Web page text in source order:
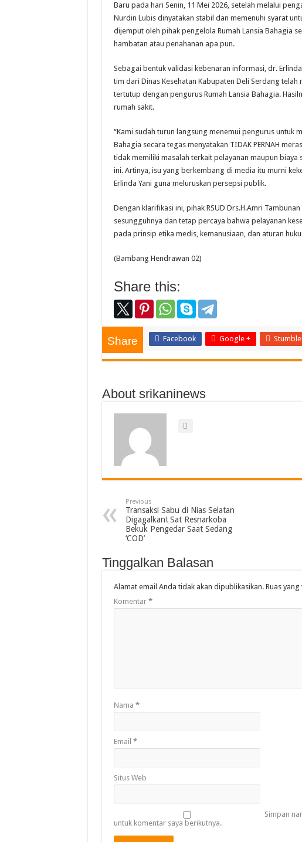
Baru pada hari Senin, 11 Mei 2026, setelah melalui
Nurdin Lubis dinyatakan stabil dan memenuhi syarat
dijemput oleh pihak pengelola Rumah Lansia Bahagia
hambatan atau penahanan apa pun.
Sebagai bentuk validasi kebenaran informasi, dr.
tim dari Dinas Kesehatan Kabupaten Deli Serdang
tertutup dengan pengurus Rumah Lansia Bahagia.
rumah sakit.
“Kami sudah turun langsung menemui pengurus untuk
Bahagia secara tegas menyatakan TIDAK PERNAH
tidak memiliki masalah terkait pelayanan maupun biaya
ini. Artinya, isu yang berkembang di media itu murni
Erlinda Yani guna meluruskan persepsi publik.
Dengan klarifikasi ini, pihak RSUD Drs.H.Amri
sesungguhnya dan tetap percaya bahwa pelayanan
pada prinsip etika medis, kemanusiaan, dan aturan
(Bambang Hendrawan 02)
Share this:
Share Facebook Google +
About srikaninews
Previous
Transaksi Sabu di Nias Selatan
Digagalkan! Sat Resnarkoba
Bekuk Pengedar Saat Sedang
‘COD’
Tinggalkan Balasan
Alamat email Anda tidak akan dipublikasikan. Ruas
Komentar *
Nama *
Email *
Situs Web
Simpan
untuk komentar saya berikutnya.